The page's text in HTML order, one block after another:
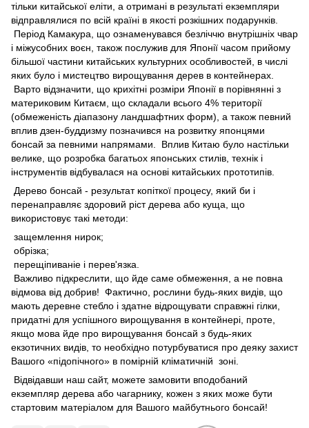
тільки китайської еліти, а отримані в результаті екземпляри
відправлялися по всій країні в якості розкішних подарунків.
Період Камакура, що ознаменувався безліччю внутрішніх чвар
і міжусобних воєн, також послужив для Японії часом прийому
більшої частини китайських культурних особливостей, в числі
яких було і мистецтво вирощування дерев в контейнерах.
Варто відзначити, що крихітні розміри Японії в порівнянні з
материковим Китаєм, що складали всього 4% території
(обмеженість діапазону ландшафтних форм), а також певний
вплив дзен-буддизму позначився на розвитку японцями
бонсай за певними напрямами. Вплив Китаю було настільки
велике, що розробка багатьох японських стилів, технік і
інструментів відбувалася на основі китайських прототипів.
Дерево бонсай - результат копіткої процесу, який би і
перенаправляє здоровий ріст дерева або куща, що
використовує такі методи:
защемлення нирок;
обрізка;
перещіпиваніе і перев'язка.
Важливо підкреслити, що йде саме обмеження, а не повна
відмова від добрив! Фактично, рослини будь-яких видів, що
мають деревне стебло і здатне відрощувати справжні гілки,
придатні для успішного вирощування в контейнері, проте,
якщо мова йде про вирощування бонсай з будь-яких
екзотичних видів, то необхідно потурбуватися про деяку захист
Вашого «підопічного» в помірній кліматичній зоні.
Відвідавши наш сайт, можете замовити вподобаний
екземпляр дерева або чагарнику, кожен з яких може бути
стартовим матеріалом для Вашого майбутнього бонсай!